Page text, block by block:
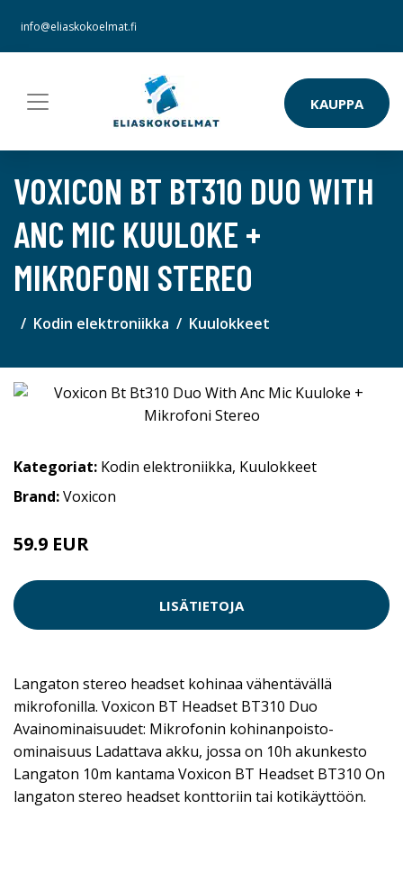
info@eliaskokoelmat.fi
KAUPPA
VOXICON BT BT310 DUO WITH
ANC MIC KUULOKE +
MIKROFONI STEREO
Kodin elektroniikka Kuulokkeet
Kategoriat: Kodin elektroniikka, Kuulokkeet
Brand:Voxicon
59.9 EUR
LISÄTIETOJA
Langaton stereo headset kohinaa vähentävällä
mikrofonilla. Voxicon BT Headset BT310 Duo
Avainominaisuudet: Mikrofonin kohinanpoisto-
ominaisuus Ladattava akku, jossa on 10h akunkesto
Langaton 10m kantama Voxicon BT Headset BT310 On
langaton stereo headset konttoriin tai kotikäyttöön.